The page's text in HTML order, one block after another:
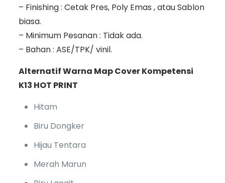
– Finishing : Cetak Pres, Poly Emas , atau Sablon
biasa.
– Minimum Pesanan : Tidak ada.
– Bahan : ASE/TPK/ vinil.
Alternatif Warna Map Cover Kompetensi
K13 HOT PRINT
Hitam
Biru Dongker
Hijau Tentara
Merah Marun